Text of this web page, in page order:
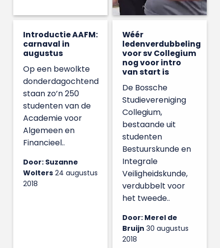
Wéér
ledenverdubbeling
voor sv Collegium
nog voor intro
van start is
De Bossche
Studievereniging
Collegium,
bestaande uit
studenten
Bestuurskunde en
Integrale
Veiligheidskunde,
verdubbelt voor
het tweede..
Door: Merel de
Bruijn 30 augustus
2018
Introductie AAFM:
carnaval in
augustus
Op een bewolkte
donderdagochtend
staan zo’n 250
studenten van de
Academie voor
Algemeen en
Financieel..
Door: Suzanne
Wolters24 augustus
2018